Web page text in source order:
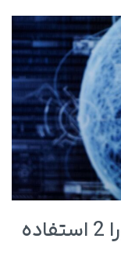
چطور از کد دعوت سورا 2 استفاده